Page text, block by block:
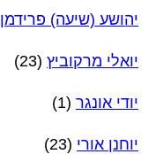
יהושע (שיעה) פרידמן
יואלי מרקוביץ (23)
יודי אונגר (1)
יוחנן אורי (23)